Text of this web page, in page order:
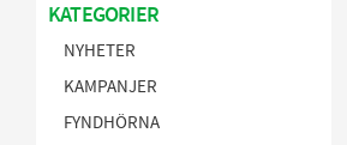
KATEGORIER
NYHETER
KAMPANJER
FYNDHÖRNA